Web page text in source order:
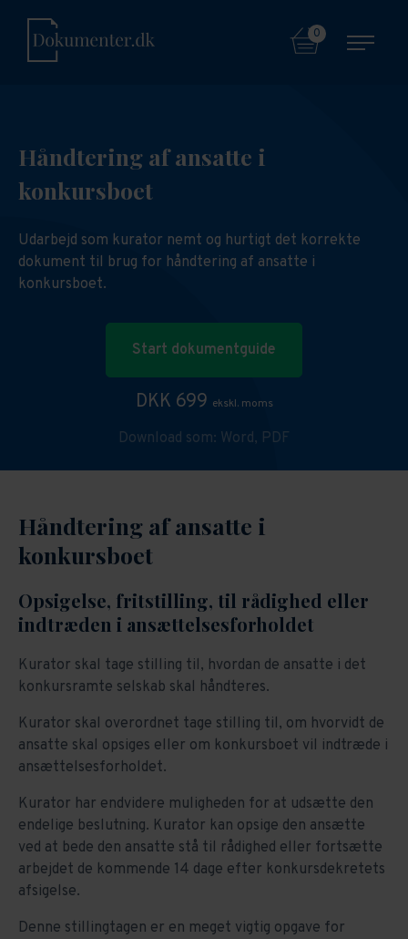
0
Håndtering af ansatte i
konkursboet
Udarbejd som kurator nemt og hurtigt det korrekte
dokument til brug for håndtering af ansatte i
konkursboet.
Start dokumentguide
DKK 699 ekskl. moms
Download som: Word, PDF
Håndtering af ansatte i
konkursboet
Opsigelse, fritstilling, til rådighed eller
indtræden i ansættelsesforholdet
Kurator skal tage stilling til, hvordan de ansatte i det
konkursramte selskab skal håndteres.
Kurator skal overordnet tage stilling til, om hvorvidt de
ansatte skal opsiges eller om konkursboet vil indtræde i
ansættelsesforholdet.
Kurator har endvidere muligheden for at udsætte den
endelige beslutning. Kurator kan opsige den ansætte
ved at bede den ansatte stå til rådighed eller fortsætte
arbejdet de kommende 14 dage efter konkursdekretets
afsigelse.
Denne stillingtagen er en meget vigtig opgave for